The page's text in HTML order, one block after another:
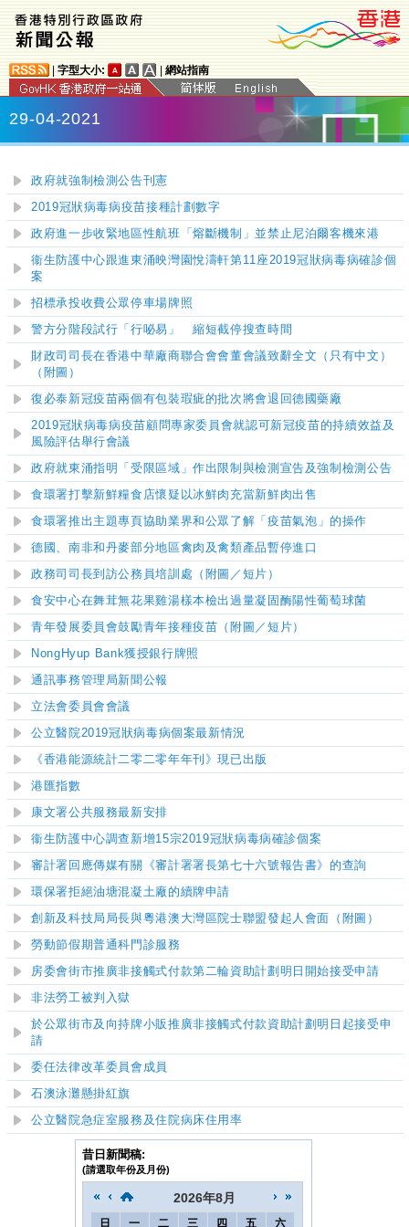
字型大小: 網站指南
29-04-2021
政府就強制檢測公告刊憲
2019冠狀病毒病疫苗接種計劃數字
政府進一步收緊地區性航班「熔斷機制」並禁止尼泊爾客機來港
衞生防護中心跟進東涌映灣園悅濤軒第11座2019冠狀病毒病確診個
案
招標承投收費公眾停車場牌照
警方分階段試行「行咇易」 縮短截停搜查時間
財政司司長在香港中華廠商聯合會會董會議致辭全文（只有中文）
（附圖）
復必泰新冠疫苗兩個有包裝瑕疵的批次將會退回德國藥廠
2019冠狀病毒病疫苗顧問專家委員會就認可新冠疫苗的持續效益及
風險評估舉行會議
政府就東涌指明「受限區域」作出限制與檢測宣告及強制檢測公告
食環署打擊新鮮糧食店懷疑以冰鮮肉充當新鮮肉出售
食環署推出主題專頁協助業界和公眾 了解「疫苗氣泡」 的操作
德國、南非和丹麥部分地區禽肉及禽類產品暫停進口
政務司司長到訪公務員培訓處 （附圖／短片）
食安中心在舞茸無花果雞湯樣本檢出過量凝固酶陽性葡萄球菌
​青年發展委員會鼓勵青年接種疫苗 （附圖／短片）
NongHyup Bank獲授銀行牌照
通訊事務管理局新聞公報
立法會委員會會議
公立醫院2019冠狀病毒病個案最新情況
《香港能源統計二零二零年年刊》現已出版
港匯指數
康文署公共服務最新安排
衞生防護中心調查新增15宗2019冠狀病毒病確診個案
審計署回應傳媒有關《審計署署長第七十六號報告書》的查詢
環保署拒絕油塘混凝土廠的續牌申請
創新及科技局局長與粵港澳大灣區院士聯盟發起人會面（附圖）
勞動節假期普通科門診服務
房委會街市推廣非接觸式付款第二輪資助計劃明日開始接受申請
非法勞工被判入獄
於公眾街市及向持牌小販推廣非接觸式付款資助計劃明日起接受申
請
委任法律改革委員會成員
石澳泳灘懸掛紅旗
公立醫院急症室服務及住院病床住用率
昔日新聞稿:
(請選取年份及月份)
2026年8月
日 一 二 三 四 五 六